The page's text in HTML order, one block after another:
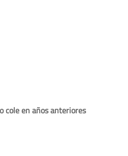
cole en años anteriores